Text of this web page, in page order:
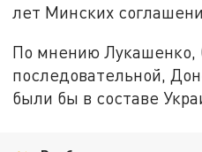
лет Минских
По мнению Лукашенко,
последовательной,
были бы в составе